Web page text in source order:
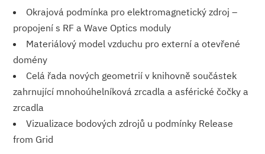
Okrajová podmínka pro elektromagnetický zdroj –
propojení s RF a Wave Optics moduly
Materiálový model vzduchu pro externí a otevřené
domény
Celá řada nových geometrií v knihovně součástek
zahrnující mnohoúhelníková zrcadla a asférické čočky a
zrcadla
Vizualizace bodových zdrojů u podmínky Release
from Grid